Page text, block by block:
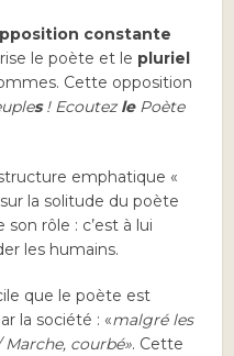
constante
le poète et le pluriel
Cette opposition
s! Ecoutez le Poète
emphatique «
la solitude du poète
rôle : c’est à lui
les humains.
que le poète est
la société : «malgré les
Marche, courbé». Cette